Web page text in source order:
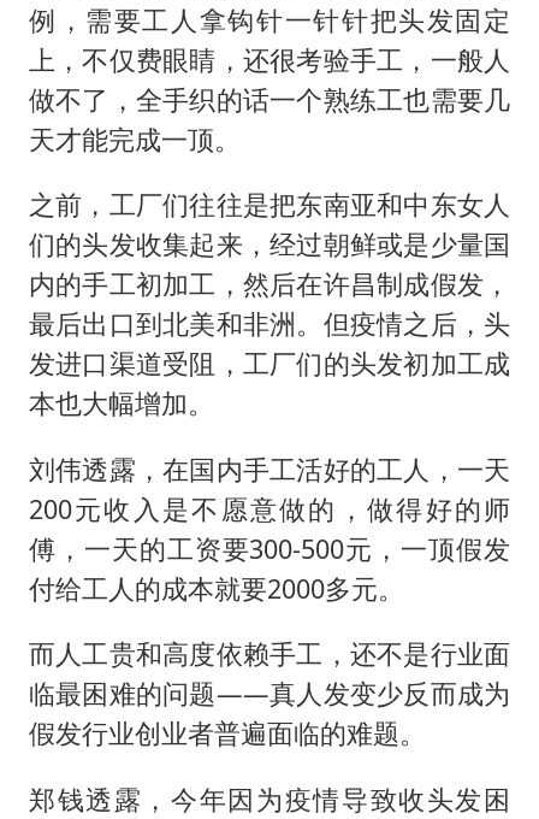
例，需要工人拿钩针一针针把头发固定
上，不仅费眼睛，还很考验手工，一般人
做不了，全手织的话一个熟练工也需要几
天才能完成一顶。
之前，工厂们往往是把东南亚和中东女人
们的头发收集起来，经过朝鲜或是少量国
内的手工初加工，然后在许昌制成假发，
最后出口到北美和非洲。但疫情之后，头
发进口渠道受阻，工厂们的头发初加工成
本也大幅增加。
刘伟透露，在国内手工活好的工人，一天
200元收入是不愿意做的，做得好的师
傅，一天的工资要300-500元，一顶假发
付给工人的成本就要2000多元。
而人工贵和高度依赖手工，还不是行业面
临最困难的问题——真人发变少反而成为
假发行业创业者普遍面临的难题。
郑钱透露，今年因为疫情导致收头发困